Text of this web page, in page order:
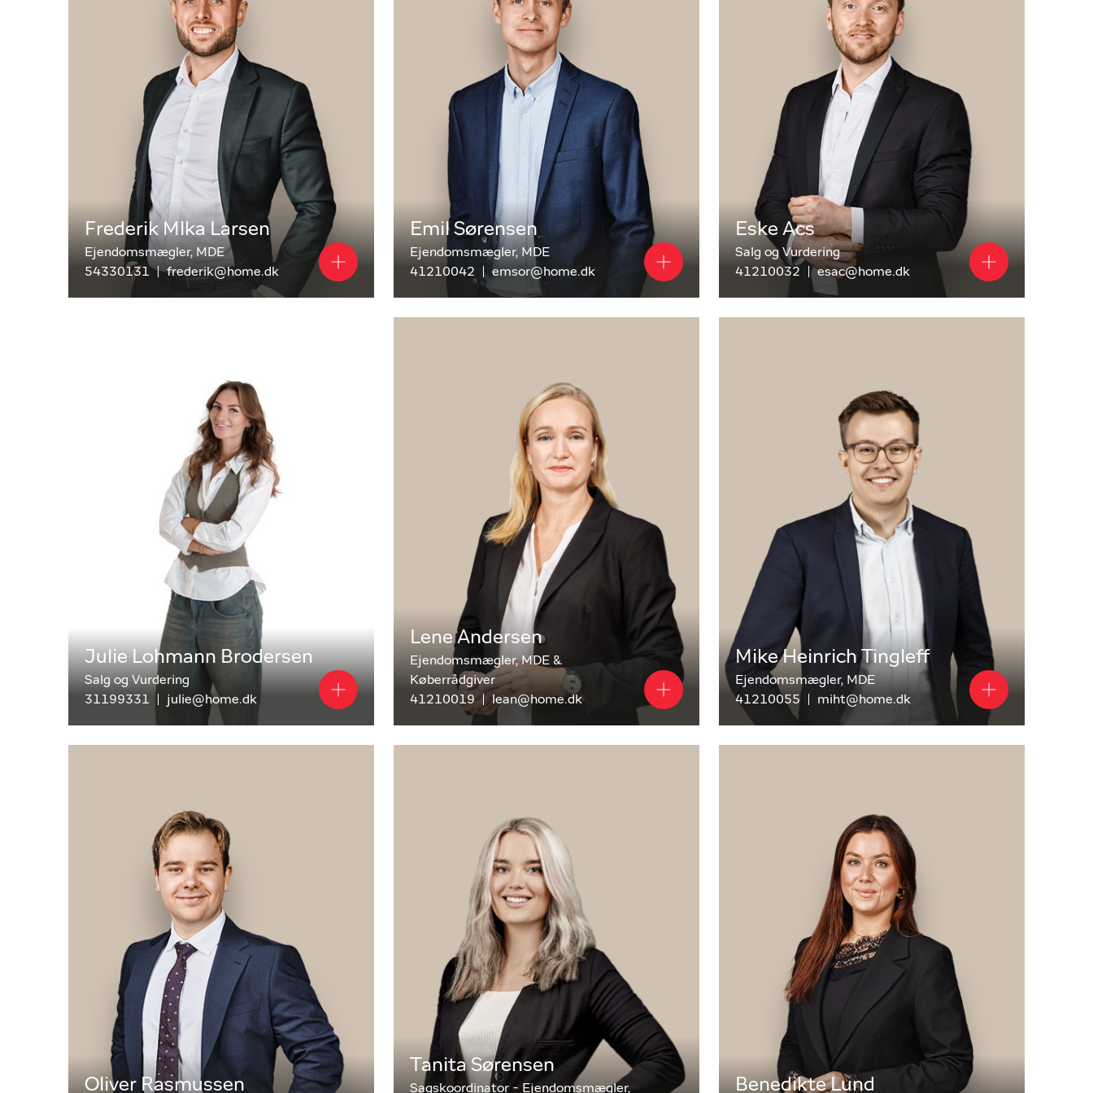
gennem boligmarkedet. Amager byder på et stort og varieret udvalg af boliger - og boligkøb kræver
overblik over mange informationer og dokumenter, jura, økonomi og hurtige beslutninger, når den rette
bolig dukker op. Det gælder langt fra kun førstegangskøbere.
Hos home Amager møder du ejendomsmæglere med et højt fagligt niveau og bred erfaring inden for
bolighandel, der kender forskel på kvartererne og de boligtyper, der handles her. Vi giver dig ærlig sparring
fra første boligsøgning til den endelige købsaftale er på plads. Kom ind i vores forretning på Kastrupvej, og
find i fællesskab med vores ejendomsmæglere præcis den bolig, du drømmer om.
Måske den bedste ejendomsmægler på
Amager?
Vi bestræber os hver dag på at være den bedste ejendomsmægler på Amager - og tallene taler for sig
selv: områdets bedste salgsresultater 7 år i træk*. Overvejer du at sælge din bolig, er du altid velkommen
*Kilde: boligsiden.dk - tal pr. 14.01.2026, 14.01.25, 14.01.24, 14.01.23, 14.01.22, 14.01.21, 14.01.20 -
solgte boliger i alt i postnummer 2300 de forgangne 12 måneder.
Frederik Mlka Larsen
Ejendomsmægler, MDE
54330131
frederik@home.dk
Emil Sørensen
Ejendomsmægler, MDE
41210042
emsor@home.dk
Eske Acs
Salg og Vurdering
41210032
esac@home.dk
Julie Lohmann Brodersen
Salg og Vurdering
31199331
julie@home.dk
Lene Andersen
Ejendomsmægler, MDE &
Køberrådgiver
41210019
lean@home.dk
Mike Heinrich Tingleff
Ejendomsmægler, MDE
41210055
miht@home.dk
Oliver Rasmussen
Tanita Sørensen
Sagskoordinator - Ejendomsmægler, Benedikte Lund